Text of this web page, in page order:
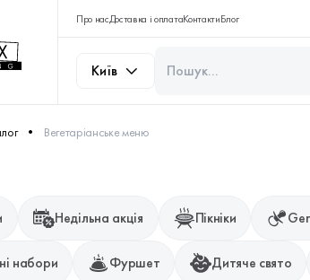
Про насДоставка і оплатаКонтактиБлог
Київ
Вегетаріанське меню
Недільна акція Пікніки
набори Фуршет Дитяче свято